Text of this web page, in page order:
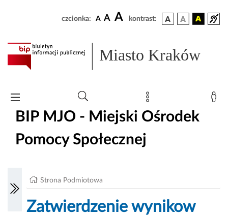
czcionka: A A A kontrast:
Miasto Kraków
BIP MJO - Miejski Ośrodek
Pomocy Społecznej
Strona Podmiotowa
Zatwierdzenie wynikow